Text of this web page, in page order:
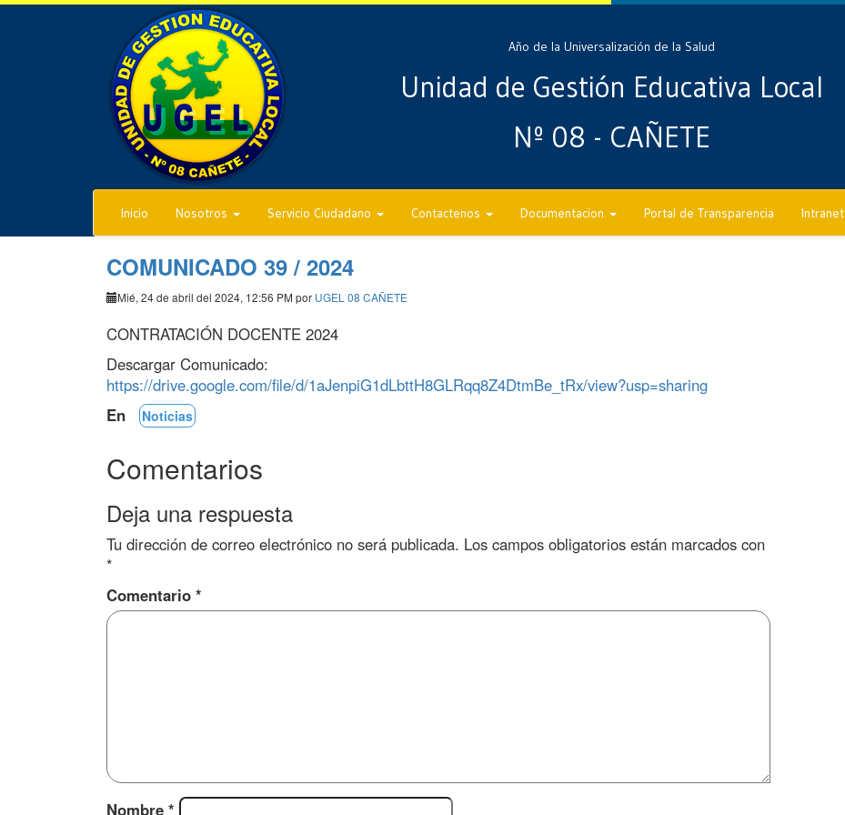
Año de la Universalización de la Salud
Unidad de Gestión Educativa Local
Nº 08 - CAÑETE
Inicio Nosotros Servicio Ciudadano Contactenos Documentacion Portal de Transparencia Intranet
COMUNICADO 39 / 2024
Mié, 24 de abril del 2024, 12:56 PM por UGEL 08 CAÑETE
CONTRATACIÓN DOCENTE 2024
Descargar Comunicado:
https://drive.google.com/file/d/1aJenpiG1dLbttH8GLRqq8Z4DtmBe_tRx/view?usp=sharing
En
Noticias
Comentarios
Deja una respuesta
Tu dirección de correo electrónico no será publicada. Los campos obligatorios están marcados con
*
Comentario *
Nombre *